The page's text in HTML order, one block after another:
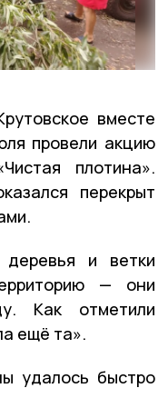
вместе
провели акцию
плотина».
перекрыт
и ветки
— они
Как отметили
ещё та».
удалось быстро